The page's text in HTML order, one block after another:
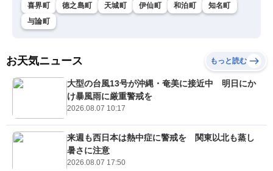
喜界町
徳之島町 天城町 伊仙町 和泊町
知名町
与論町
お天気ニュース もっと読む
大型の台風13号が沖縄・奄美に接近中 明日にか
け暴風雨に厳重警戒を
2026.08.07 10:17
来週も西日本は熱中症に警戒を 関東以北も蒸し
暑さに注意
2026.08.07 17:50